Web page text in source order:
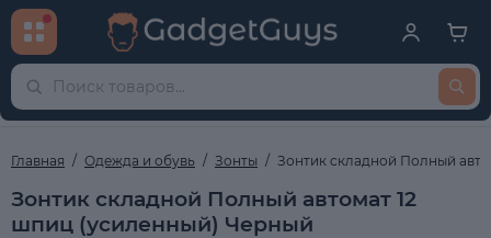
Главная Одежда и обувь Зонты Зонтик складной Полный
Зонтик складной Полный автомат 12
шпиц (усиленный) Черный